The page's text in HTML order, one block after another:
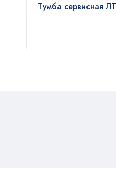
Тумба сервисная